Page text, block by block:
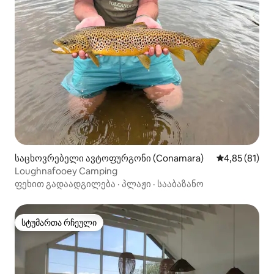
საცხოვრებელი ავტოფურგონი (Conamara) საშუალო
4,85 (81)
Loughnafooey Camping
ფეხით გადაადგილება · პლაჟი · სააბაზანო
სტუმართა რჩეული
სტუმართა რჩეული